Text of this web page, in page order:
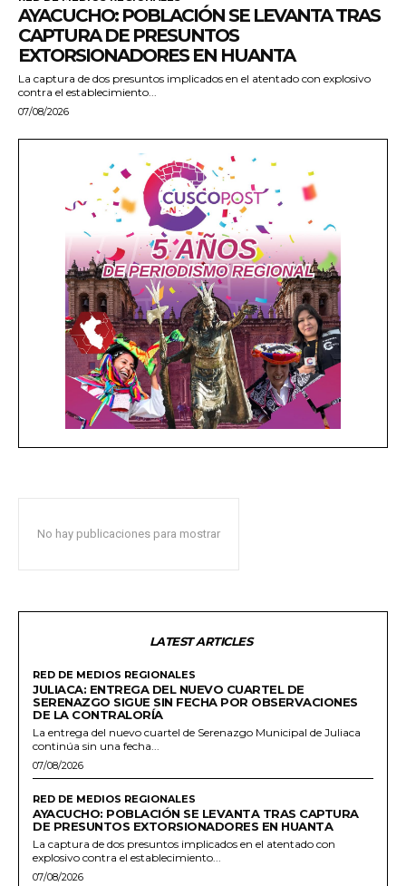
AYACUCHO: POBLACIÓN SE LEVANTA TRAS
CAPTURA DE PRESUNTOS
EXTORSIONADORES EN HUANTA
La captura de dos presuntos implicados en el atentado con explosivo
contra el establecimiento...
07/08/2026
No hay publicaciones para mostrar
LATEST ARTICLES
RED DE MEDIOS REGIONALES
JULIACA: ENTREGA DEL NUEVO CUARTEL DE
SERENAZGO SIGUE SIN FECHA POR OBSERVACIONES
DE LA CONTRALORÍA
La entrega del nuevo cuartel de Serenazgo Municipal de Juliaca
continúa sin una fecha...
07/08/2026
RED DE MEDIOS REGIONALES
AYACUCHO: POBLACIÓN SE LEVANTA TRAS CAPTURA
DE PRESUNTOS EXTORSIONADORES EN HUANTA
La captura de dos presuntos implicados en el atentado con
explosivo contra el establecimiento...
07/08/2026